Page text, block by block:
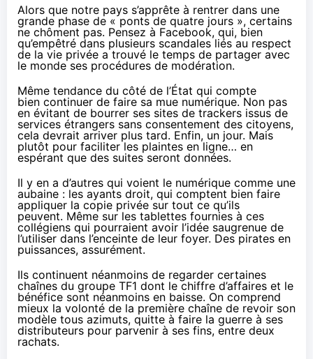
Alors que notre pays s’apprête à rentrer dans une
grande phase de « ponts de quatre jours », certains
ne chôment pas. Pensez à Facebook, qui, bien
qu’empêtré dans plusieurs scandales liés au respect
de la vie privée a trouvé le temps de partager avec
le monde ses procédures de modération.
Même tendance du côté de l’État qui compte
bien continuer de faire sa mue numérique. Non pas
en évitant de bourrer ses sites de trackers issus de
services étrangers sans consentement des citoyens,
cela devrait arriver plus tard. Enfin, un jour. Mais
plutôt pour faciliterles plaintes en ligne… en
espérant que des suites seront données.
Il y en a d’autres qui voient le numérique comme une
aubaine : les ayants droit, qui comptent bien faire
appliquer la copie privée sur tout ce qu’ils
peuvent. Même sur les tablettes fournies à ces
collégiens qui pourraient avoir l’idée saugrenue de
l’utiliser dans l’enceinte de leur foyer. Des pirates en
puissances, assurément.
Ils continuent néanmoins de regarder certaines
chaînes du groupe TF1 dont le chiffre d’affaires et le
bénéfice sont néanmoins en baisse. On comprend
mieux la volonté de la première chaîne de revoir son
modèle tous azimuts, quitte à faire la guerre à ses
distributeurs pour parvenir à ses fins, entre deux
rachats.